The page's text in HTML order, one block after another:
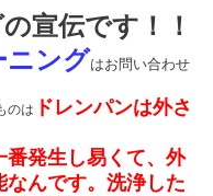
宣伝です！！
ニングはお問い合わせ
のは
ドレンパンは外さ
番発生し易くて、外
なんです。洗浄した